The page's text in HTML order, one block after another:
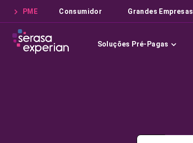
PME Consumidor Grandes Empresas
Soluções Pré-Pagas